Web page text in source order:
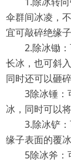
伞群间冰凌，
宜可敲碎绝缘子
2.除冰锄：
长冰，也可斜
同时还可以砸
3除冰锤：
冰，同时可以
3.除冰铲：
缘子表面的覆
5除冰斧：